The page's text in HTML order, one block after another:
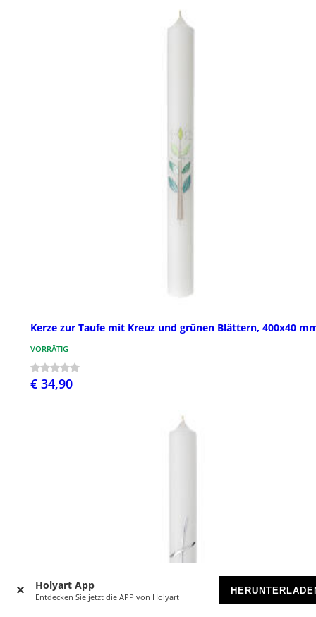
Holyart App
Entdecken Sie jetzt die APP von Holyart
Kerze zur Taufe mit Kreuz und grünen Blättern, 400x40
VORRÄTIG
€ 34,90